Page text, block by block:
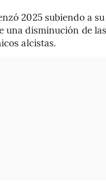
2025 subiendo a
una disminución de
alcistas.